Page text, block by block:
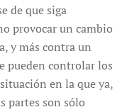
de que siga
provocar un cambio
y más contra un
pueden controlar los
en la que ya,
partes son sólo